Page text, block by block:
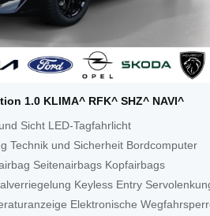
1.0 KLIMA^ RFK^ SHZ^ NAVI^
Sicht LED-Tagfahrlicht
Technik und Sicherheit Bordcomputer
Seitenairbags Kopfairbags
Keyless Entry
Elektronische